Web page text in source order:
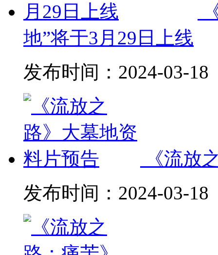
地”将于3月29日上线
发布时间： 2024-03-18
《流放
发布时间： 2024-03-18